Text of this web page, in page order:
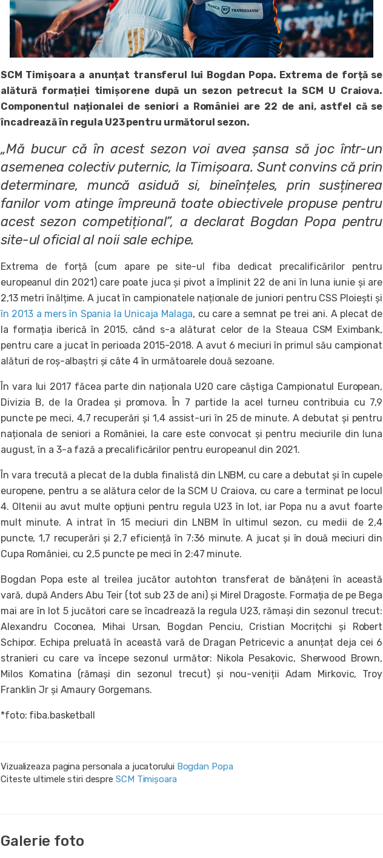
SCM Timișoara a anunțat transferul lui Bogdan Popa. Extrema de forță se
alătură formației timișorene după un sezon petrecut la SCM U Craiova.
Componentul naționalei de seniori a României are 22 de ani, astfel că se
încadrează în regula U23 pentru următorul sezon.
„Mă bucur că în acest sezon voi avea șansa să joc într-un
asemenea colectiv puternic, la Timișoara. Sunt convins că prin
determinare, muncă asiduă si, bineînțeles, prin susținerea
fanilor vom atinge împreună toate obiectivele propuse pentru
acest sezon competițional”, a declarat Bogdan Popa pentru
site-ul oficial al noii sale echipe.
Extrema de forță (cum apare pe site-ul fiba dedicat precalificărilor pentru
europeanul din 2021) care poate juca și pivot a împlinit 22 de ani în luna iunie și are
2,13 metri înălțime. A jucat în campionatele naționale de juniori pentru CSS Ploiești și
în 2013 a mers în Spania la Unicaja Malaga, cu care a semnat pe trei ani. A plecat de
la formația iberică în 2015, când s-a alăturat celor de la Steaua CSM Eximbank,
pentru care a jucat în perioada 2015-2018. A avut 6 meciuri în primul său campionat
alături de roș-albaștri și câte 4 în următoarele două sezoane.
În vara lui 2017 făcea parte din naționala U20 care câștiga Campionatul European,
Divizia B, de la Oradea și promova. În 7 partide la acel turneu contribuia cu 7,9
puncte pe meci, 4,7 recuperări și 1,4 assist-uri în 25 de minute. A debutat și pentru
naționala de seniori a României, la care este convocat și pentru meciurile din luna
august, în a 3-a fază a precalificărilor pentru europeanul din 2021.
În vara trecută a plecat de la dubla finalistă din LNBM, cu care a debutat și în cupele
europene, pentru a se alătura celor de la SCM U Craiova, cu care a terminat pe locul
4. Oltenii au avut multe opțiuni pentru regula U23 în lot, iar Popa nu a avut foarte
mult minute. A intrat în 15 meciuri din LNBM în ultimul sezon, cu medii de 2,4
puncte, 1,7 recuperări și 2,7 eficiență în 7:36 minute. A jucat și în două meciuri din
Cupa României, cu 2,5 puncte pe meci în 2:47 minute.
Bogdan Popa este al treilea jucător autohton transferat de bănățeni în această
vară, după Anders Abu Teir (tot sub 23 de ani) și Mirel Dragoste. Formația de pe Bega
mai are în lot 5 jucători care se încadrează la regula U23, rămași din sezonul trecut:
Alexandru Coconea, Mihai Ursan, Bogdan Penciu, Cristian Mocrițchi și Robert
Schipor. Echipa preluată în această vară de Dragan Petricevic a anunțat deja cei 6
stranieri cu care va începe sezonul următor: Nikola Pesakovic, Sherwood Brown,
Milos Komatina (rămași din sezonul trecut) și nou-veniții Adam Mirkovic, Troy
Franklin Jr și Amaury Gorgemans.
*foto: fiba.basketball
Vizualizeaza pagina personala a jucatorului Bogdan Popa
Citeste ultimele stiri despre SCM Timișoara
Galerie foto